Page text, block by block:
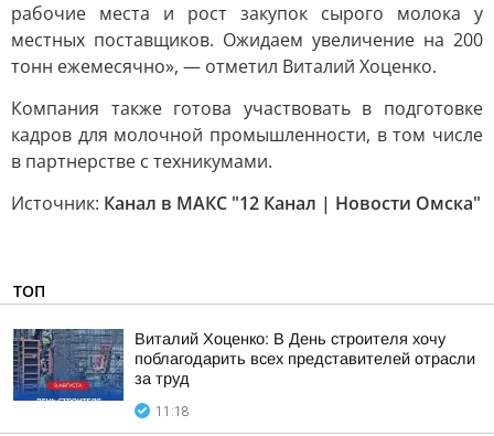
рабочие места и рост закупок сырого молока у
местных поставщиков. Ожидаем увеличение на 200
тонн ежемесячно», — отметил Виталий Хоценко.
Компания также готова участвовать в подготовке
кадров для молочной промышленности, в том числе
в партнерстве с техникумами.
Источник: Канал в МАКС "12 Канал | Новости Омска"
ТОП
Виталий Хоценко: В День строителя хочу
поблагодарить всех представителей отрасли
за труд
11:18